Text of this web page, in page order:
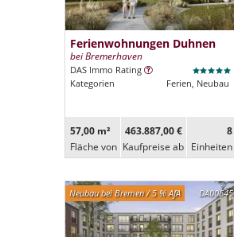
Ferienwohnungen Duhnen
bei Bremerhaven
DAS Immo Rating
Kategorien
Ferien, Neubau
57,00 m²
Fläche von
463.887,00 €
Kaufpreise ab
8
Ein­heiten
DA00645
Neubau bei Bremen / 5 % AfA